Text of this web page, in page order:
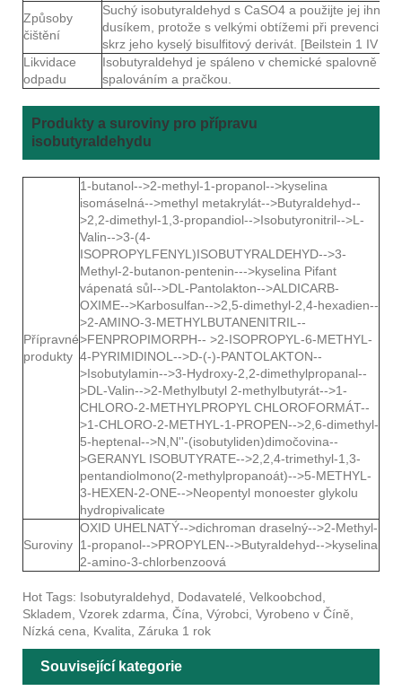
Způsoby
čištění
Suchý isobutyraldehyd s CaSO4 a použijte jej ihned
dusíkem, protože s velkými obtížemi při prevenci
skrz jeho kyselý bisulfitový derivát. [Beilstein 1 IV
Likvidace
odpadu
Isobutyraldehyd je spáleno v chemické spalovně
spalováním a pračkou.
Produkty a suroviny pro přípravu
isobutyraldehydu
Přípravné
produkty
1-butanol-->2-methyl-1-propanol-->kyselina
isomáselná-->methyl metakrylát-->Butyraldehyd--
>2,2-dimethyl-1,3-propandiol-->Isobutyronitril-->L-
Valin-->3-(4-
ISOPROPYLFENYL)ISOBUTYRALDEHYD-->3-
Methyl-2-butanon-pentenin--->kyselina Pifant
vápenatá sůl-->DL-Pantolakton-->ALDICARB-
OXIME-->Karbosulfan-->2,5-dimethyl-2,4-hexadien--
>2-AMINO-3-METHYLBUTANENITRIL--
>FENPROPIMORPH-- >2-ISOPROPYL-6-METHYL-
4-PYRIMIDINOL-->D-(-)-PANTOLAKTON--
>Isobutylamin-->3-Hydroxy-2,2-dimethylpropanal--
>DL-Valin-->2-Methylbutyl 2-methylbutyrát-->1-
CHLORO-2-METHYLPROPYL CHLOROFORMÁT--
>1-CHLORO-2-METHYL-1-PROPEN-->2,6-dimethyl-
5-heptenal-->N,N''-(isobutyliden)dimočovina--
>GERANYL ISOBUTYRATE-->2,2,4-trimethyl-1,3-
pentandiolmono(2-methylpropanoát)-->5-METHYL-
3-HEXEN-2-ONE-->Neopentyl monoester glykolu
hydropivalicate
Suroviny
OXID UHELNATÝ-->dichroman draselný-->2-Methyl-
1-propanol-->PROPYLEN-->Butyraldehyd-->kyselina
2-amino-3-chlorbenzoová
Hot Tags: Isobutyraldehyd, Dodavatelé, Velkoobchod,
Skladem, Vzorek zdarma, Čína, Výrobci, Vyrobeno v Číně,
Nízká cena, Kvalita, Záruka 1 rok
Související kategorie